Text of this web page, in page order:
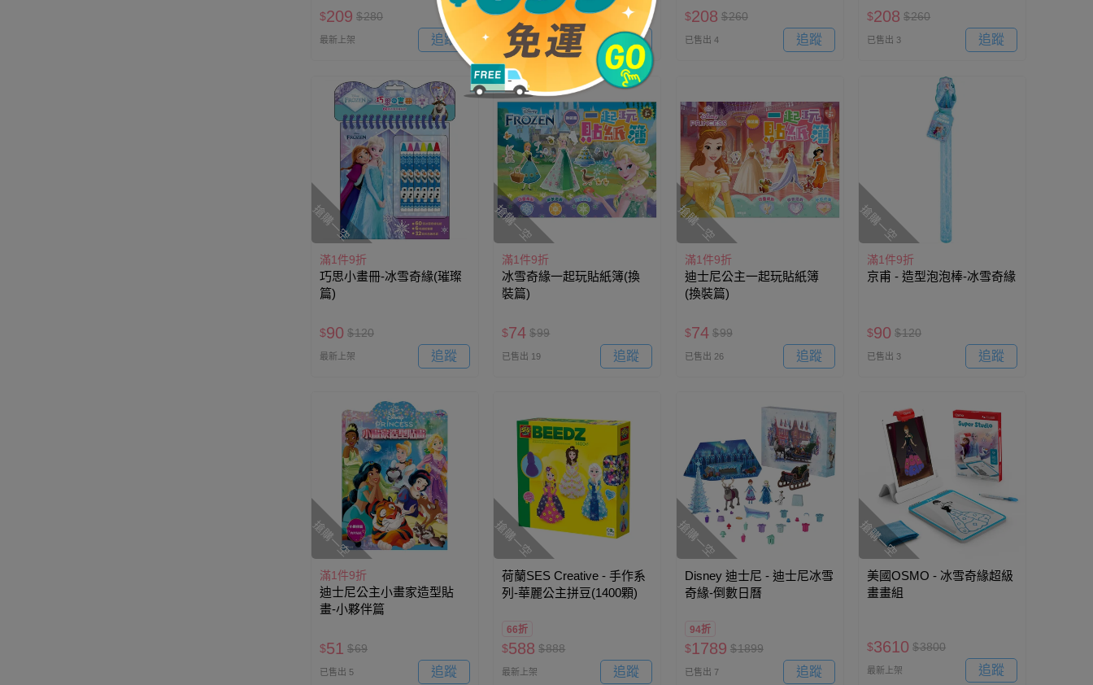
$209 $280
最新上架 追蹤
$176 $220
最新上架 追蹤
$208 $260
已售出 4 追蹤
$208 $260
已售出 3 追蹤
搶購一空
滿1件9折
巧思小畫冊-冰雪奇緣(璀璨
篇)
$90 $120
最新上架 追蹤
搶購一空
滿1件9折
冰雪奇緣一起玩貼紙簿(換
裝篇)
$74 $99
已售出 19 追蹤
搶購一空
滿1件9折
迪士尼公主一起玩貼紙簿
(換裝篇)
$74 $99
已售出 26 追蹤
搶購一空
滿1件9折
京甫 - 造型泡泡棒-冰雪奇緣
$90 $120
已售出 3 追蹤
搶購一空
滿1件9折
迪士尼公主小畫家造型貼
畫-小夥伴篇
$51 $69
已售出 5 追蹤
搶購一空
荷蘭SES Creative - 手作系
列-華麗公主拼豆(1400顆)
66折
$588 $888
最新上架 追蹤
搶購一空
Disney 迪士尼 - 迪士尼冰雪
奇緣-倒數日曆
94折
$1789 $1899
已售出 7 追蹤
搶購一空
美國OSMO - 冰雪奇緣超級
畫畫組
$3610 $3800
最新上架 追蹤